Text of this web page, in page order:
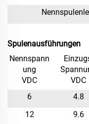
Spulenausführungen
Nennspann
ung
VDC
VDC
6
4.8
12
9.6